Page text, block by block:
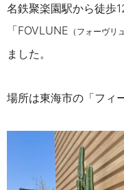
名鉄聚楽園駅から徒歩
「FOVLUNE （ フォーヴリ
ました。
場所は東海市の「フィ